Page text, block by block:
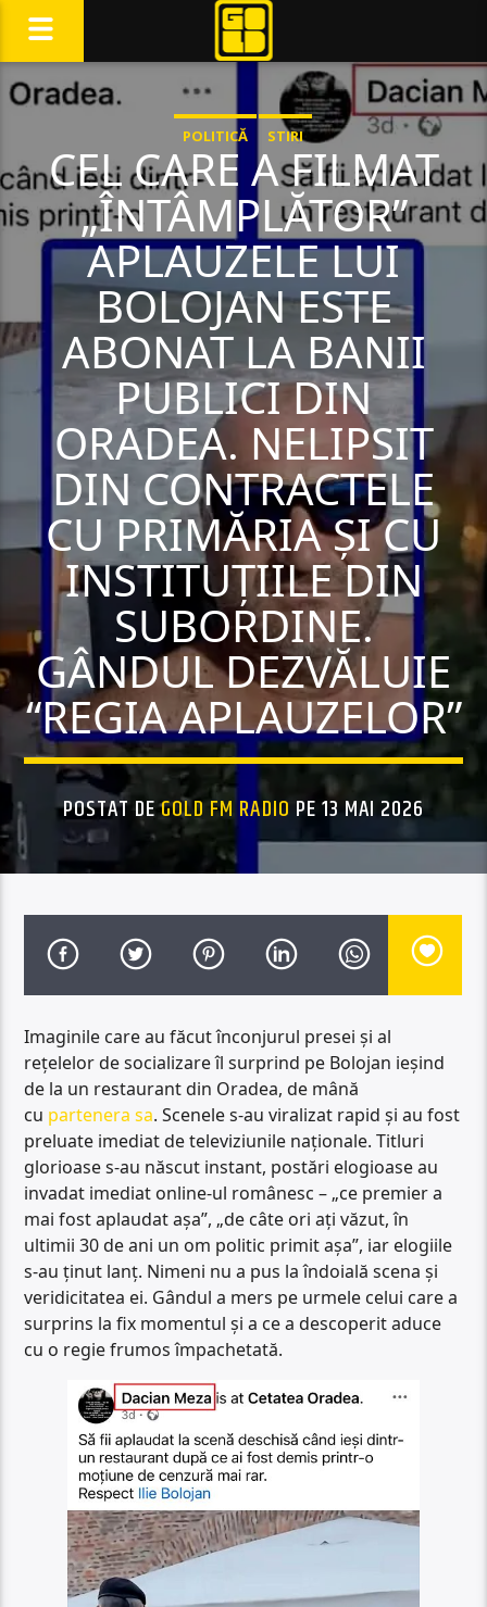
POLITICĂ STIRI
CEL CARE A FILMAT
„ÎNTÂMPLĂTOR”
APLAUZELE LUI
BOLOJAN ESTE
ABONAT LA BANII
PUBLICI DIN
ORADEA. NELIPSIT
DIN CONTRACTELE
CU PRIMĂRIA ȘI CU
INSTITUȚIILE DIN
SUBORDINE.
GÂNDUL DEZVĂLUIE
“REGIA APLAUZELOR”
POSTAT DEGOLD FM RADIO PE 13 MAI 2026
Imaginile care au făcut înconjurul presei și al
rețelelor de socializare îl surprind pe Bolojan ieșind
de la un restaurant din Oradea, de mână
cu partenera sa. Scenele s-au viralizat rapid și au fost
preluate imediat de televiziunile naționale. Titluri
glorioase s-au născut instant, postări elogioase au
invadat imediat online-ul românesc – „ce premier a
mai fost aplaudat așa”, „de câte ori ați văzut, în
ultimii 30 de ani un om politic primit așa”, iar elogiile
s-au ținut lanț. Nimeni nu a pus la îndoială scena și
veridicitatea ei. Gândul a mers pe urmele celui care a
surprins la fix momentul și a ce a descoperit aduce
cu o regie frumos împachetată.